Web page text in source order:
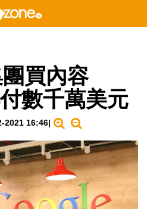
團買內容
數千萬美元
2021 16:46|